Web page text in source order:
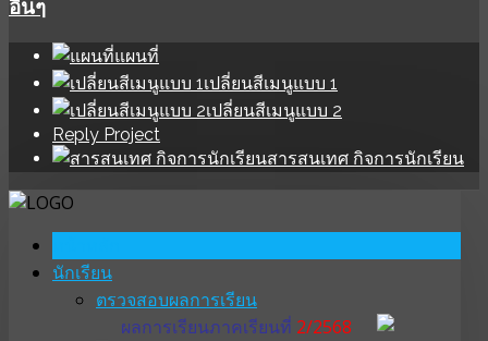
อื่นๆ
แผนที่
เปลี่ยนสีเมนูแบบ 1
เปลี่ยนสีเมนูแบบ 2
Reply Project
สารสนเทศ กิจการนักเรียน
นักเรียน
ตรวจสอบผลการเรียน
ผลการเรียนภาคเรียนที่ 2/2568